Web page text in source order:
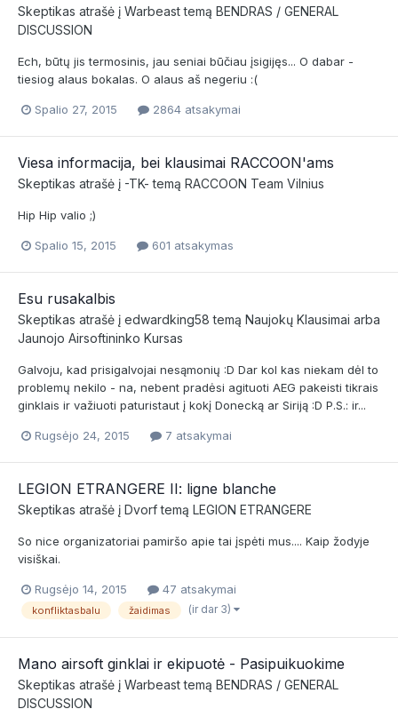
Skeptikas atrašė į Warbeasttemą BENDRAS / GENERAL
DISCUSSION
Ech, būtų jis termosinis, jau seniai būčiau įsigijęs... O dabar -
tiesiog alaus bokalas. O alaus aš negeriu :(
Spalio 27, 2015 2864 atsakymai
Viesa informacija, bei klausimai RACCOON'ams
Skeptikas atrašė į -TK- temą RACCOON Team Vilnius
Hip Hip valio ;)
Spalio 15, 2015 601 atsakymas
Esu rusakalbis
Skeptikas atrašė į edwardking58 temą Naujokų Klausimai arba
Jaunojo Airsoftininko Kursas
Galvoju, kad prisigalvojai nesąmonių :D Dar kol kas niekam dėl to
problemų nekilo - na, nebent pradėsi agituoti AEG pakeisti tikrais
ginklais ir važiuoti paturistaut į kokį Donecką ar Siriją :D P.S.: ir...
Rugsėjo 24, 2015 7 atsakymai
LEGION ETRANGERE II: ligne blanche
Skeptikas atrašė į Dvorftemą LEGION ETRANGERE
So nice organizatoriai pamiršo apie tai įspėti mus.... Kaip žodyje
visiškai.
Rugsėjo 14, 2015 47 atsakymai
konfliktasbalu žaidimas (ir dar 3)
Mano airsoft ginklai ir ekipuotė - Pasipuikuokime
Skeptikas atrašė į Warbeasttemą BENDRAS / GENERAL
DISCUSSION